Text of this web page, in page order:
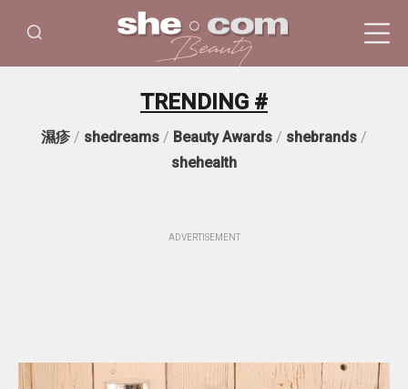
TRENDING #
濕疹 / shedreams / Beauty Awards / shebrands /
shehealth
ADVERTISEMENT